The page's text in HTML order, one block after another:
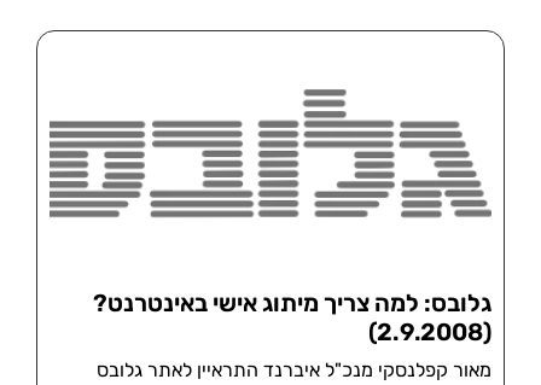
גלובס: למה צריך מיתוג אישי באינטרנט?
(2.9.2008)
מאור קפלנסקי מנכ"ל איברנד התראיין לאתר גלובס